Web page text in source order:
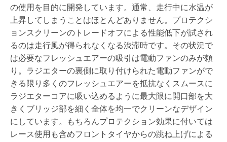
の使用を目的に開発しています。通常、走行中に水温が
上昇してしまうことはほとんどありません。プロテクシ
ョンスクリーンのトレードオフによる性能低下が試され
るのは走行風が得られなくなる渋滞時です。その状況で
は必要なフレッシュエアーの吸引は電動ファンのみが頼
り。ラジエターの裏側に取り付けられた電動ファンがで
きる限り多くのフレッシュエアーを抵抗なくスムースに
ラジエターコアに吸い込めるように最大限に開口部を大
きくブリッジ部を細く全体を均一でクリーンなデザイン
にしています。もちろんプロテクション効果に付いては
レース使用も含めフロントタイヤからの跳ね上げによる